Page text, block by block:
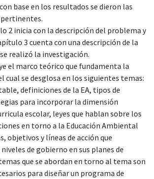
base en los resultados se dieron las
2 inicia con la descripción del problema y
3 cuenta con una descripción de la
realizó la investigación.
el marco teórico que fundamenta la
cual se desglosa en los siguientes temas:
definiciones de la EA, tipos de
para incorporar la dimensión
escolar, leyes que hablan sobre los
en torno a la Educación Ambiental
objetivos y líneas de acción que
de gobierno en sus planes de
que se abordan en torno al tema son
para diseñar un programa de